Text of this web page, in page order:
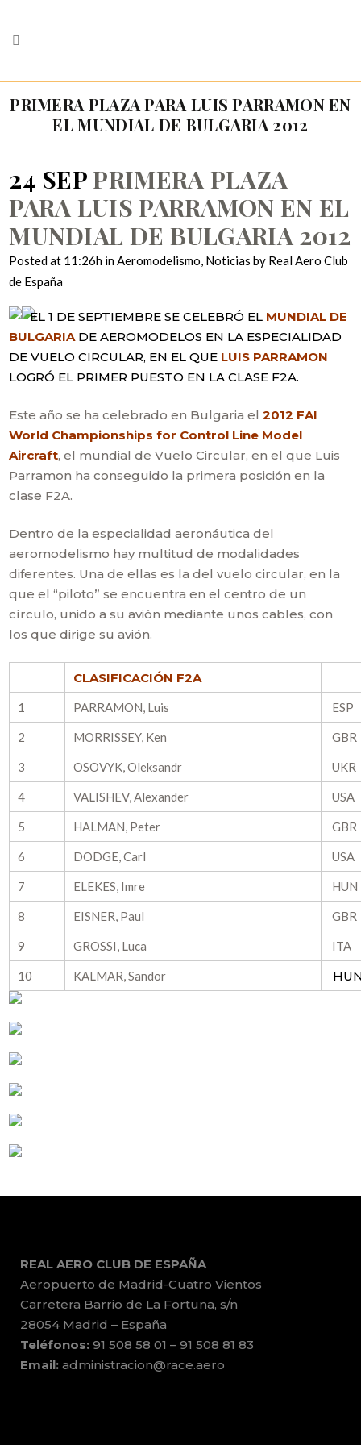
PRIMERA PLAZA PARA LUIS PARRAMON EN
EL MUNDIAL DE BULGARIA 2012
24 SEPPRIMERA PLAZA
PARA LUIS PARRAMON EN EL
MUNDIAL DE BULGARIA 2012
Posted at 11:26h inAeromodelismo, Noticias by Real Aero Club
de España
EL 1 DE SEPTIEMBRE SE CELEBRÓ EL MUNDIAL DE
BULGARIADE AEROMODELOS EN LA ESPECIALIDAD
DE VUELO CIRCULAR, EN EL QUE LUIS PARRAMON
LOGRÓ EL PRIMER PUESTO EN LA CLASE F2A.
Este año se ha celebrado en Bulgaria el2012 FAI
World Championships for Control Line Model
Aircraft, el mundial de Vuelo Circular, en el que Luis
Parramon ha conseguido la primera posición en la
clase F2A.
Dentro de la especialidad aeronáutica del
aeromodelismo hay multitud de modalidades
diferentes. Una de ellas es la del vuelo circular, en la
que el “piloto” se encuentra en el centro de un
círculo, unido a su avión mediante unos cables, con
los que dirige su avión.
CLASIFICACIÓN F2A
1 PARRAMON, Luis ESP
2 MORRISSEY, Ken GBR
3 OSOVYK, Oleksandr UKR
4 VALISHEV, Alexander USA
5 HALMAN, Peter GBR
6 DODGE, Carl USA
7 ELEKES, Imre HUN
8 EISNER, Paul GBR
9 GROSSI, Luca ITA
10 KALMAR, Sandor
REAL AERO CLUB DE ESPAÑA
Aeropuerto de Madrid-Cuatro Vientos
Carretera Barrio de La Fortuna, s/n
28054 Madrid – España
Teléfonos: 91 508 58 01 – 91 508 81 83
Email: administracion@race.aero